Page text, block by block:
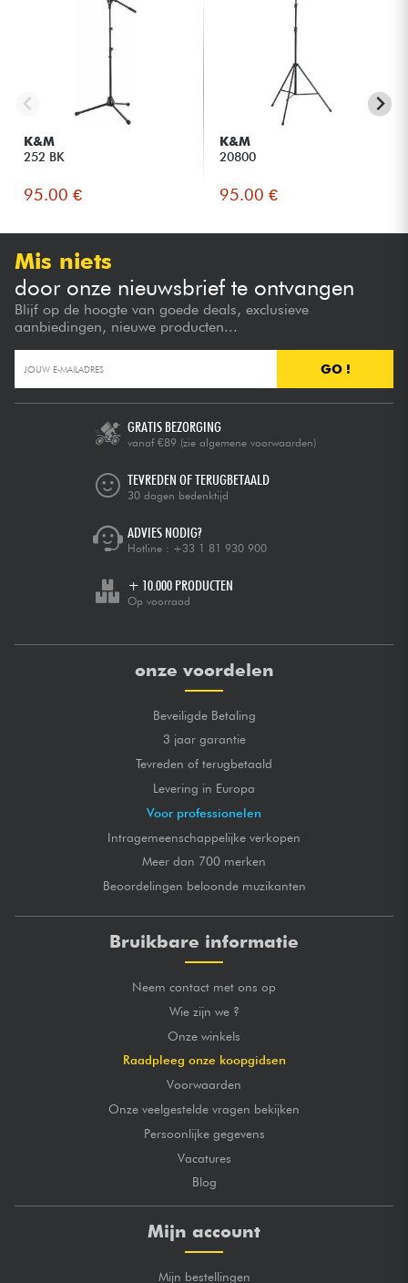
K&M
252 BK
95.00 €
K&M
20800
95.00 €
Mis niets
door onze nieuwsbrief te ontvangen
Blijf op de hoogte van goede deals, exclusieve
aanbiedingen, nieuwe producten...
GO !
GRATIS BEZORGING
vanaf €89 (zie algemene voorwaarden)
TEVREDEN OF TERUGBETAALD
30 dagen bedenktijd
ADVIES NODIG?
Hotline : +33 1 81 930 900
+ 10.000 PRODUCTEN
Op voorraad
onze voordelen
Beveiligde Betaling
3 jaar garantie
Tevreden of terugbetaald
Levering in Europa
Voor professionelen
Intragemeenschappelijke verkopen
Meer dan 700 merken
Beoordelingen beloonde muzikanten
Bruikbare informatie
Neem contact met ons op
Wie zijn we ?
Onze winkels
Raadpleeg onze koopgidsen
Voorwaarden
Onze veelgestelde vragen bekijken
Persoonlijke gegevens
Vacatures
Blog
Mijn account
Mijn bestellingen